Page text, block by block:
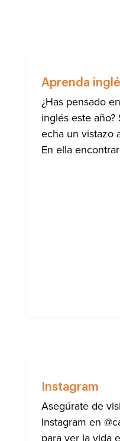
Aprenda
¿Has pensado
inglés este año?
echa un vistazo
En ella
Instagram
Asegúrate de
Instagram en